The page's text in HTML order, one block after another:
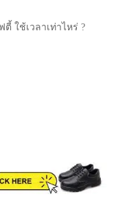
ตี้ ใช้เวลาเท่าไหร่ ?